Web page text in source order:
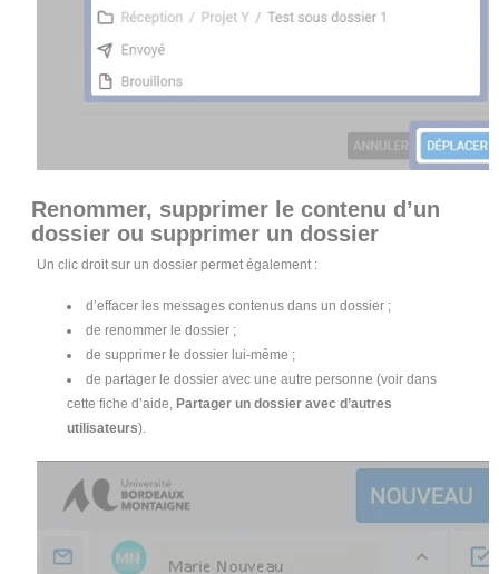
Renommer, supprimer le contenu d’un
dossier ou supprimer un dossier
Un clic droit sur un dossier permet également :
d’effacer les messages contenus dans un dossier ;
de renommer le dossier ;
de supprimer le dossier lui-même ;
de partager le dossier avec une autre personne (voir dans
cette fiche d’aide, Partager un dossier avec d’autres
utilisateurs).